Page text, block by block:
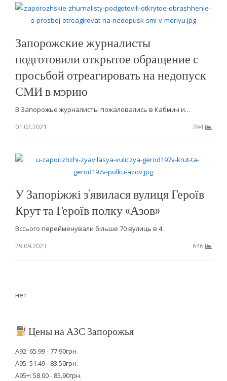
Запорожские журналисты
подготовили открытое обращение с
просьбой отреагировать на недопуск
СМИ в мэрию
В Запорожье журналисты пожаловались в Кабмин и…
01.02.2021
394
У Запоріжжі з’явилася вулиця Героїв
Крут та Героїв полку «Азов»
Вссього перейменували більше 70 вулиць в 4…
29.09.2023
646
нет
Цены на АЗС Запорожья
А92: 65.99 - 77.90грн.
А95: 51.49 - 83.50грн.
А95+: 58.00 - 85.90грн.